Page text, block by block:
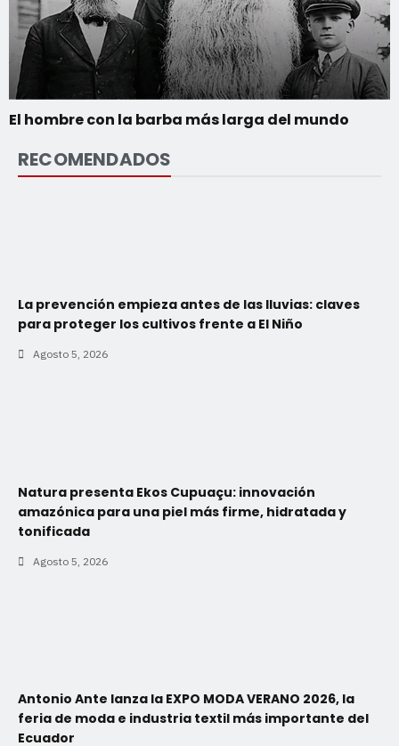
El hombre con la barba más larga del mundo
RECOMENDADOS
La prevención empieza antes de las lluvias: claves
para proteger los cultivos frente a El Niño
Agosto 5, 2026
Natura presenta Ekos Cupuaçu: innovación
amazónica para una piel más firme, hidratada y
tonificada
Agosto 5, 2026
Antonio Ante lanza la EXPO MODA VERANO 2026, la
feria de moda e industria textil más importante del
Ecuador